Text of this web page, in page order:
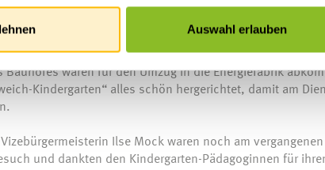
Auswahl erlauben
ihr Team haben den Umzug schon seit einigen Tagen gut
Dabei halfen die Kolleginnen der anderen drei
mit. „Das hat uns sehr gefreut und war eine große
waren für den Umzug in die Energiefabrik
Kindergarten“ alles schön hergerichtet, damit am
Ilse Mock waren noch am
und dankten den Kindergarten-Pädagoginnen für